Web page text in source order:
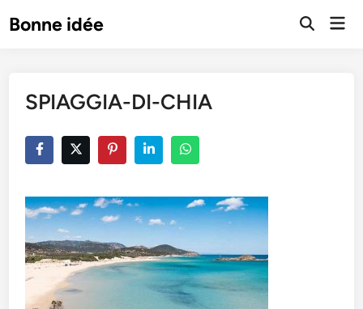
toBonne idée
Open
SPIAGGIA-DI-CHIA